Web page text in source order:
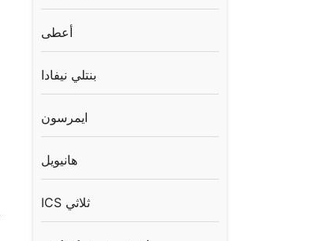
أعطى
بنتلي نيفادا
ايمرسون
هانيويل
ICS ثلاثي